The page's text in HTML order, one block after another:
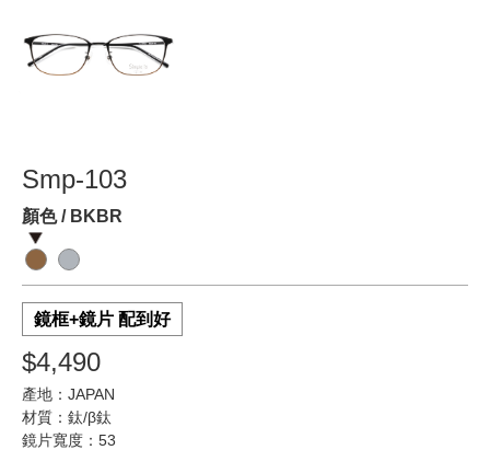
Smp-103
顏色 / BKBR
鏡框+鏡片 配到好
$4,490
產地：JAPAN
材質：鈦/β鈦
鏡片寬度：53